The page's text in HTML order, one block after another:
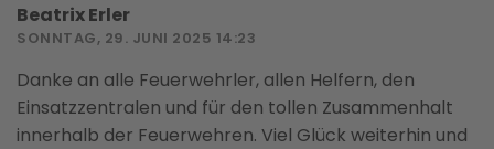
Beatrix Erler
SONNTAG, 29. JUNI 2025 14:23
Danke an alle Feuerwehrler, allen Helfern, den
Einsatzzentralen und für den tollen Zusammenhalt
innerhalb der Feuerwehren. Viel Glück weiterhin und